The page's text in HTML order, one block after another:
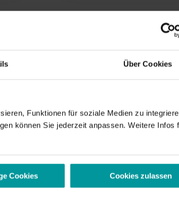
Über Cookies
Funktionen für soziale Medien zu
können Sie jederzeit anpassen. Weitere Infos
Cookies Cookies zulassen